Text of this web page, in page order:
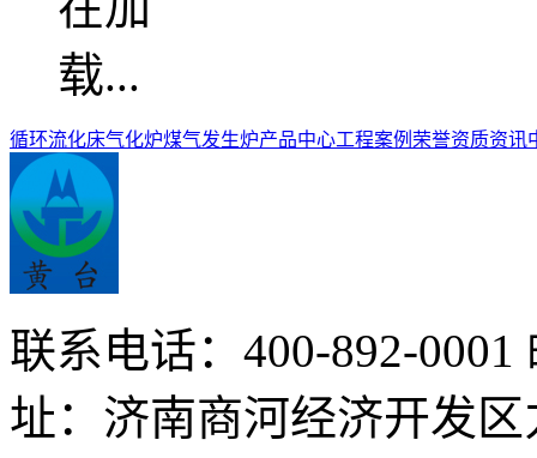
循环流化床气化炉煤气发生炉产品中心工程案例 荣誉资质资讯
联系电话：400-892-0001
址：济南商河经济开发